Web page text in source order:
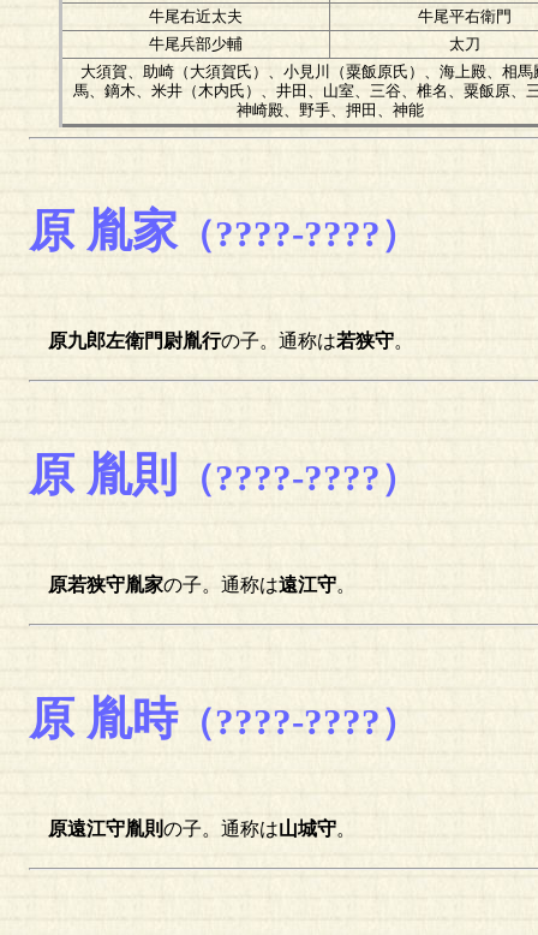
牛尾右近太夫
牛尾平右衛門
牛尾兵部少輔
太刀
大須賀、助崎（大須賀氏）、小見川（粟飯原氏）、海上殿、相馬
馬、鏑木、米井（木内氏）、井田、山室、三谷、椎名、粟飯原、
神崎殿、野手、押田、神能
原 胤家（????-????）
原九郎左衛門尉胤行の子。通称は若狭守。
原 胤則 （????-????）
原若狭守胤家の子。通称は遠江守。
原 胤時（????-????）
原遠江守胤則の子。通称は山城守。